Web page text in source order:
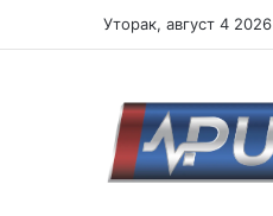
Уторак, август 4 2026